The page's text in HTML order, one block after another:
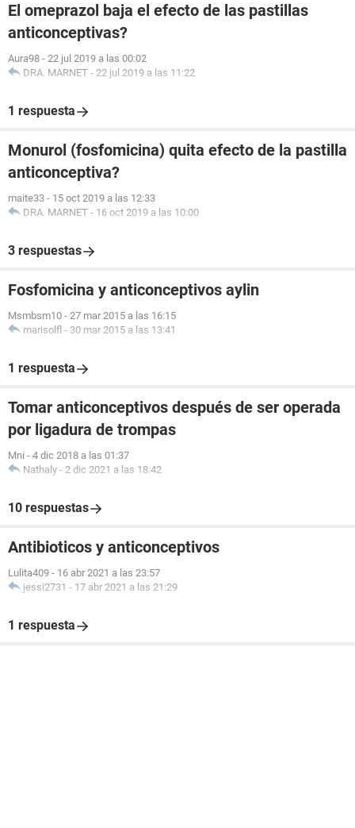
El omeprazol baja el efecto de las pastillas
anticonceptivas?
Aura98 - 22 jul 2019 a las 00:02
DRA. MARNET - 22 jul 2019 a las 11:22
1 respuesta
Monurol (fosfomicina) quita efecto de la pastilla
anticonceptiva?
maite33 - 15 oct 2019 a las 12:33
DRA. MARNET - 16 oct 2019 a las 10:00
3 respuestas
Fosfomicina y anticonceptivos aylin
Msmbsm10 - 27 mar 2015 a las 16:15
marisolfl - 30 mar 2015 a las 13:41
1 respuesta
Tomar anticonceptivos después de ser operada
por ligadura de trompas
Mni - 4 dic 2018 a las 01:37
Nathaly - 2 dic 2021 a las 18:42
10 respuestas
Antibioticos y anticonceptivos
Lulita409 - 16 abr 2021 a las 23:57
jessi2731 - 17 abr 2021 a las 21:29
1 respuesta